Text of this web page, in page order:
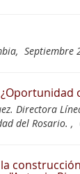
Septiembre
Directora
del Rosario. ,